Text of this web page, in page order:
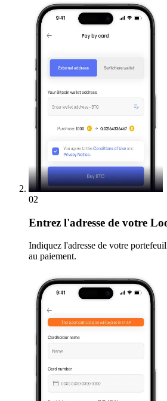
02
Entrez l'adresse de votre
Indiquez l'adresse de votre
au paiement.